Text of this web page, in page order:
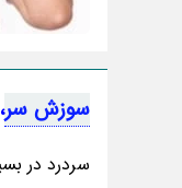
سوزش سر
سردرد در